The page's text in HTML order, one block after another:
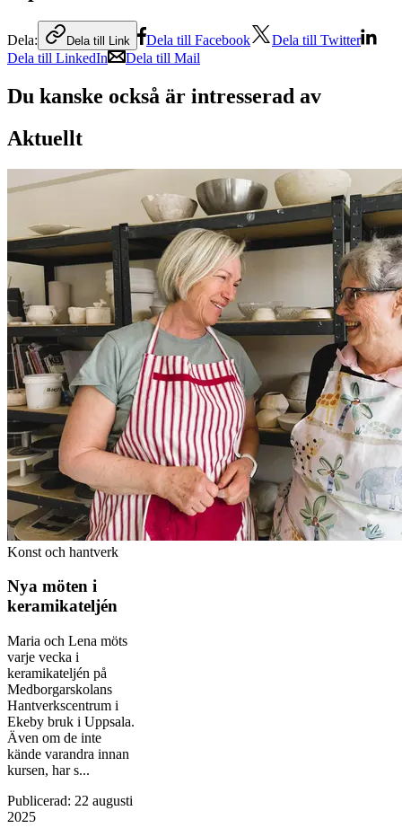
Dela: Dela till Link Dela till Facebook
Dela till Twitter
Dela till LinkedIn
Dela till Mail
Du kanske också är intresserad av
Aktuellt
Konst och hantverk
Nya möten i
keramikateljén
Maria och Lena möts
varje vecka i
keramikateljén på
Medborgarskolans
Hantverkscentrum i
Ekeby bruk i Uppsala.
Även om de inte
kände varandra innan
kursen, har s...
Publicerad: 22 augusti
2025